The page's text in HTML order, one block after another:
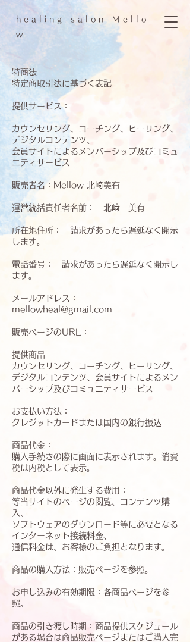
h e a l i n g s a l o n M e l l o
w
特商法
特定商取引法に基づく表記
提供サービス：
カウンセリング、コーチング、ヒーリング、
デジタルコンテンツ、
会員サイトによるメンバーシップ及びコミュ
ニティサービス
販売者名：Mellow 北﨑美有
運営統括責任者名前： 北﨑 美有
所在地住所： 請求があったら遅延なく開示
します。
電話番号： 請求があったら遅延なく開示し
ます。
メールアドレス：
mellowheal@gmail.com
販売ページのURL：
提供商品
カウンセリング、コーチング、ヒーリング、
デジタルコンテンツ、会員サイトによるメン
バーシップ及びコミュニティサービス
お支払い方法：
クレジットカードまたは国内の銀行振込
商品代金：
購入手続きの際に画面に表示されます。消費
税は内税として表示。
商品代金以外に発生する費用：
等当サイトのページの閲覧、コンテンツ購
入、
ソフトウェアのダウンロード等に必要となる
インターネット接続料金、
通信料金は、お客様のご負担となります。
商品の購入方法：販売ページを参照。
お申し込みの有効期限：各商品ページを参
照。
商品の引き渡し時期：商品提供スケジュール
がある場合は商品販売ページまたはご購入完